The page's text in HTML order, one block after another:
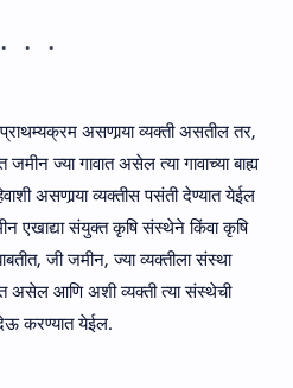
असणार्‍या व्यक्ती असतील तर,
ज्या गावात असेल त्या गावाच्या बाह्य
असणार्‍या व्यक्तीस पसंती देण्यात येईल
एखाद्या संयुक्त कृषि संस्थेने किंवा कृषि
जी जमीन, ज्या व्यक्तीला संस्था
असेल आणि अशी व्यक्ती त्या संस्थेची
करण्यात येईल.